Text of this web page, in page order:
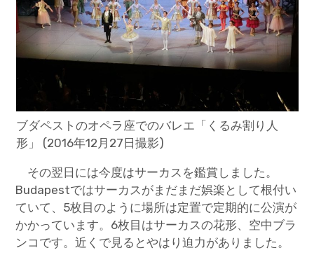
ブダペストのオペラ座でのバレエ「くるみ割り人
形」 (2016年12月27日撮影)
その翌日には今度はサーカスを鑑賞しました。
Budapestではサーカスがまだまだ娯楽として根付い
ていて、5枚目のように場所は定置で定期的に公演が
かかっています。6枚目はサーカスの花形、空中ブラ
ンコです。近くで見るとやはり迫力がありました。